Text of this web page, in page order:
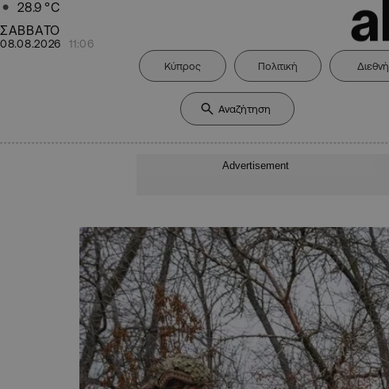
28.9 °C
ΣΑΒΒΑΤΟ
08.08.2026 11:06
Κύπρος Πολιτική Διεθνή
Advertisement